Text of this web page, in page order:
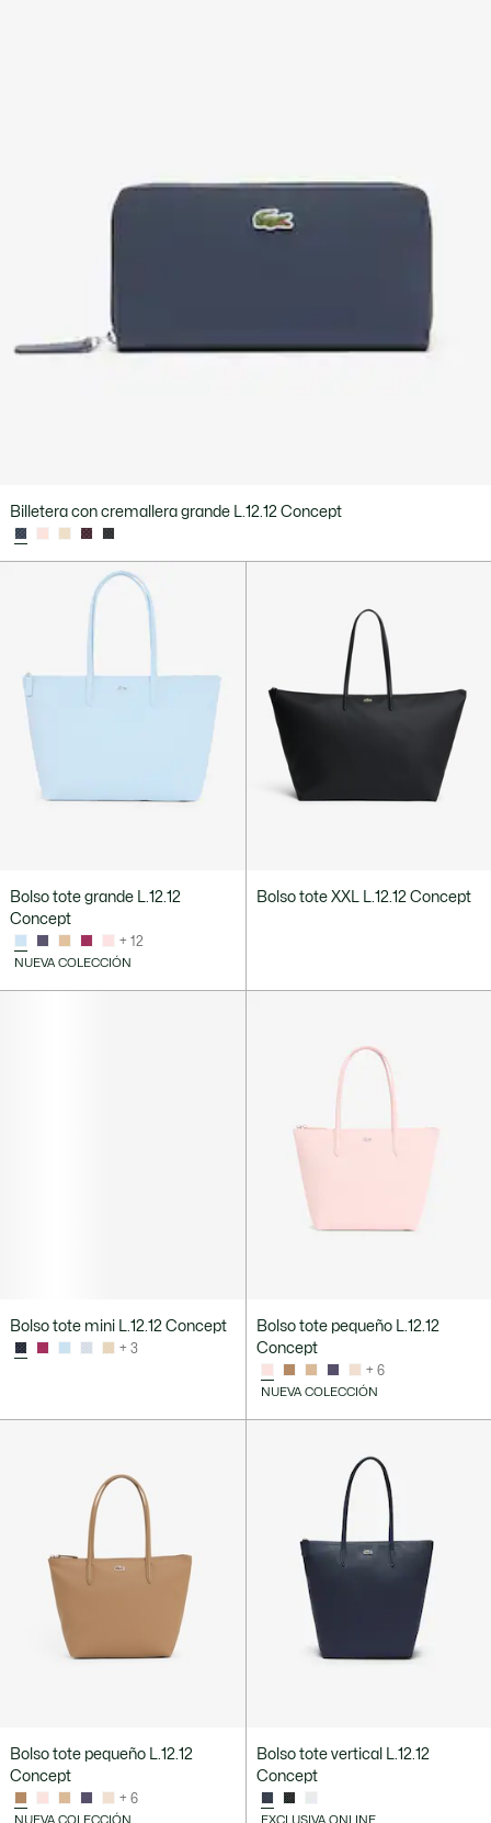
Billetera con cremallera grande L.12.12 Concept
Bolso tote grande L.12.12
Concept
+ 12
NUEVA COLECCIÓN
Bolso tote XXL L.12.12 Concept
Bolso tote mini L.12.12 Concept
+ 3
Bolso tote pequeño L.12.12
Concept
+ 6
NUEVA COLECCIÓN
Bolso tote pequeño L.12.12
Concept
+ 6
NUEVA COLECCIÓN
Bolso tote vertical L.12.12
Concept
EXCLUSIVA ONLINE